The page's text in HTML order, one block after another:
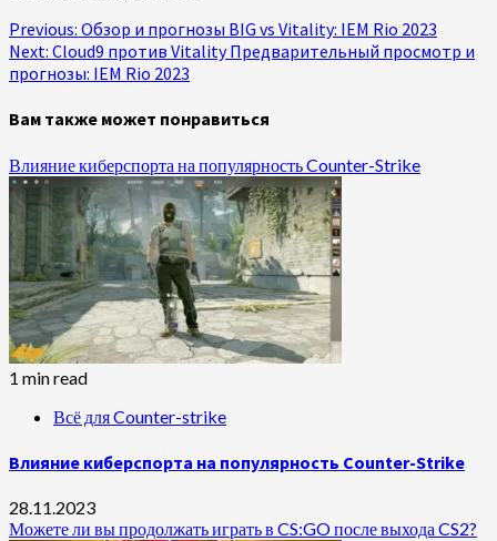
Continue
Reading
Previous: Обзор и прогнозы BIG vs Vitality: IEM Rio 2023
Next: Cloud9 против Vitality Предварительный просмотр и
прогнозы: IEM Rio 2023
Вам также может понравиться
Влияние киберспорта на популярность Counter-Strike
1 min read
Всё для Counter-strike
Влияние киберспорта на популярность Counter-Strike
28.11.2023
Можете ли вы продолжать играть в CS:GO после выхода CS2?